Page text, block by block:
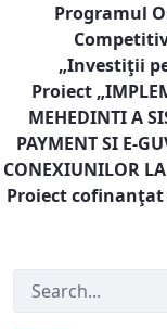
Programul
„Investiţii
Proiect „
MEHEDINTI A
PAYMENT SI E-
CONEXIUNILOR
Proiect cofinanţat